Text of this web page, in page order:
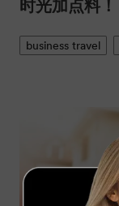
时光加点料！
business travel